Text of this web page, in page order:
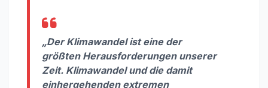
„Der Klimawandel ist eine der
größten Herausforderungen unserer
Zeit. Klimawandel und die damit
einhergehenden extremen